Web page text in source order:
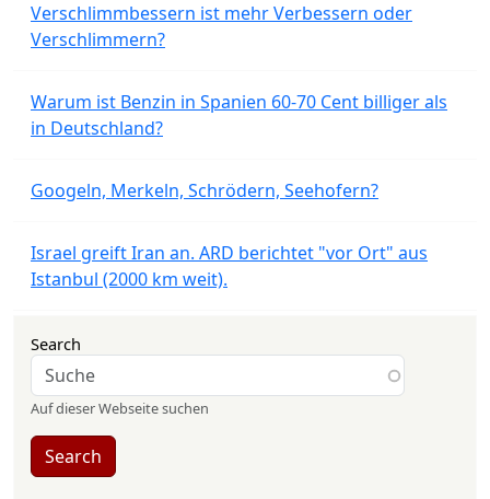
Verschlimmbessern ist mehr Verbessern oder
Verschlimmern?
Warum ist Benzin in Spanien 60-70 Cent billiger als
in Deutschland?
Googeln, Merkeln, Schrödern, Seehofern?
Israel greift Iran an. ARD berichtet "vor Ort" aus
Istanbul (2000 km weit).
Search
Auf dieser Webseite suchen
Search